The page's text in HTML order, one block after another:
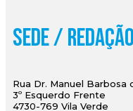
Sede / Redação
Rua Dr. Manuel Barbosa
3º Esquerdo Frente
4730-769 Vila Verde